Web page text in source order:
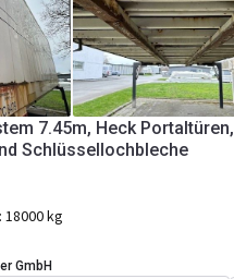
7.45m, Heck Portaltüren,
Schlüssellochbleche
18000 kg
GmbH